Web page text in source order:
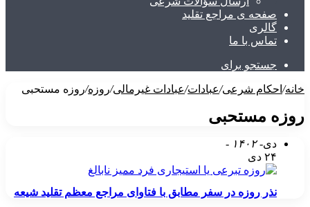
صفحه ی مراجع تقلید
گالری
تماس با ما
جستجو برای
خانه/ احکام شرعی/عبادات/عبادات غیرمالی/روزه/روزه مستحبی
روزه مستحبی
دی- ۱۴۰۲ -
۲۴ دی
نذر روزه در سفر مطابق با فتاوای مراجع معظم تقلید شیعه